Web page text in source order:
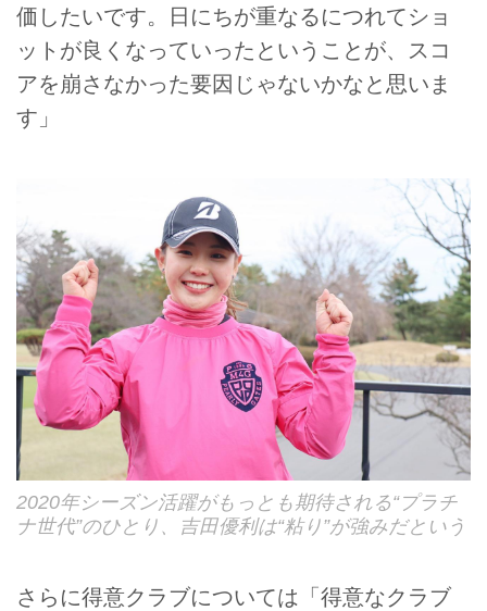
価したいです。日にちが重なるにつれてショ
ットが良くなっていったということが、スコ
アを崩さなかった要因じゃないかなと思いま
す」
2020年シーズン活躍がもっとも期待される“プラチ
ナ世代”のひとり、吉田優利は“粘り”が強みだという
さらに得意クラブについては「得意なクラブ